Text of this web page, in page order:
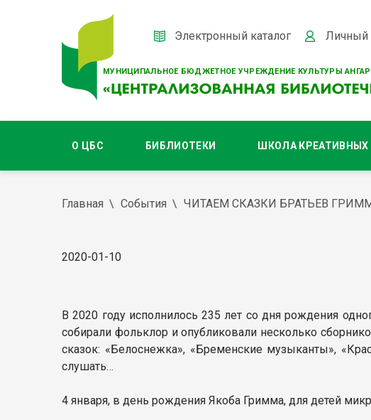
МУНИЦИПАЛЬНОЕ БЮДЖЕТНОЕ УЧРЕЖДЕНИЕ КУЛЬТУРЫ
Электронный каталог Личный
О ЦБС БИБЛИОТЕКИ ШКОЛА
Главная События ЧИТАЕМ СКАЗКИ БРАТЬЕВ
2020-01-10
В 2020 году исполнилось 235 лет со дня рождения
собирали фольклор и опубликовали несколько
сказок: «Белоснежка», «Бременские музыканты»,
слушать…
4 января, в день рождения Якоба Гримма, для детей